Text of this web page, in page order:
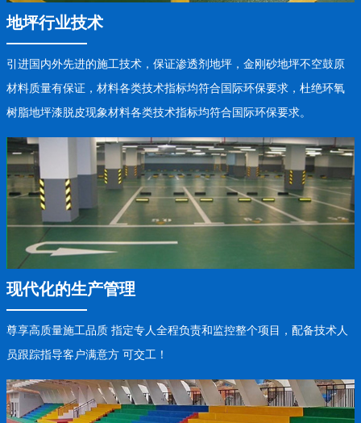
地坪行业技术
引进国内外先进的施工技术，保证渗透剂地坪，金刚砂地坪不空鼓原
材料质量有保证，材料各类技术指标均符合国际环保要求，杜绝环氧
树脂地坪漆脱皮现象材料各类技术指标均符合国际环保要求。
现代化的生产管理
尊享高质量施工品质 指定专人全程负责和监控整个项目，配备技术人
员跟踪指导客户满意方 可交工！